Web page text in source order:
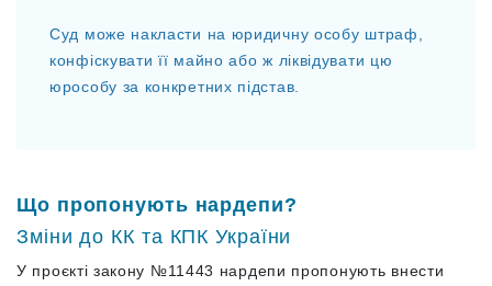
Суд може накласти на юридичну особу штраф,
конфіскувати її майно або ж ліквідувати цю
юрособу за конкретних підстав.
Що пропонують нардепи?
Зміни до КК та КПК України
У проєкті закону №11443 нардепи пропонують внести